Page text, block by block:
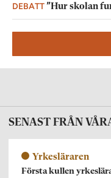
DEBATT”Hur skolan
SENAST FRÅN
Yrkesläraren
Första kullen